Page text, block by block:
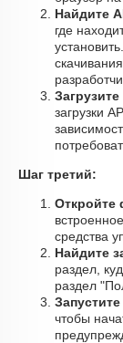
Найдите
где
загрузки
Шаг третий:
Откройте
средства
Найдите
раздел,
раздел
чтобы